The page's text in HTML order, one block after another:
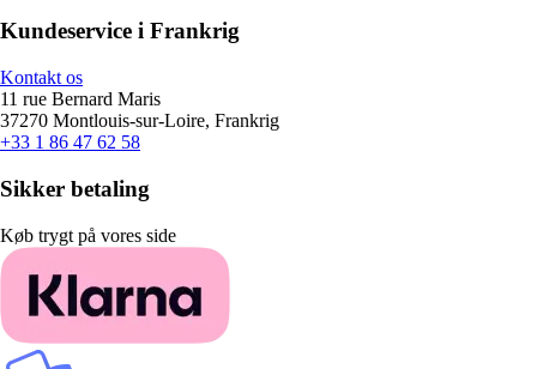
Kundeservice i Frankrig
Kontakt os
11 rue Bernard Maris
37270 Montlouis-sur-Loire, Frankrig
+33 1 86 47 62 58
Sikker betaling
Køb trygt på vores side